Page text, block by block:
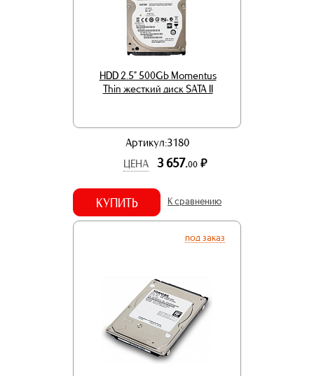
HDD 2.5" 500Gb Momentus
Thin жесткий диск SATA II
Артикул:3180
ЦЕНА
3 657.00 р.
КУПИТЬ К сравнению
под заказ